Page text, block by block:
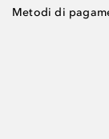
Metodi di